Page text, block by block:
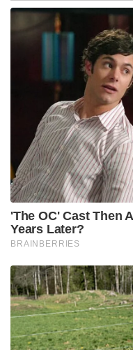
ആത്മ നിർഭർ സമുദ്ര
തദ്ദേശീയമായി
കപ്പൽ കമ്മീഷൻ
indian air force